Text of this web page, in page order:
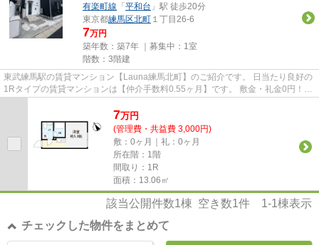
有楽町線 「 平和台 」駅 徒歩20分
東京都練馬区北町 １丁目26-6
7万円
築年数：築7年 ｜募集中： 1室
階数：3階建
東武練馬駅の賃貸マンション【Launa練馬北町】のご紹介です。 日当たり良好の
1Rタイプの賃貸マンションは【仲介手数料0.55ヶ月】です。 敷金・礼金0円！家
7万円
(管理費・共益費 3,000円)
敷：0ヶ月｜礼：0ヶ月
所在階：1階
間取り：1R
面積：13.06㎡
該当公開件数1棟 空き数1件 1-1棟表示
チェックした物件をまとめて